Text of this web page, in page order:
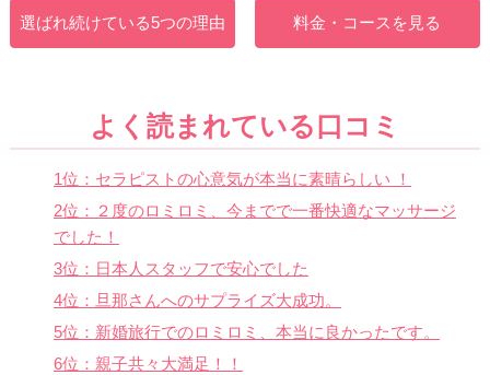
選ばれ続けている5つの理由 料金・コースを見る
よく読まれている口コミ
1位：セラピストの心意気が本当に素晴らしい ！
2位：２度のロミロミ、今までで一番快適なマッサージ
でした！
3位：日本人スタッフで安心でした
4位：旦那さんへのサプライズ大成功。
5位：新婚旅行でのロミロミ、本当に良かったです。
6位：親子共々大満足！！